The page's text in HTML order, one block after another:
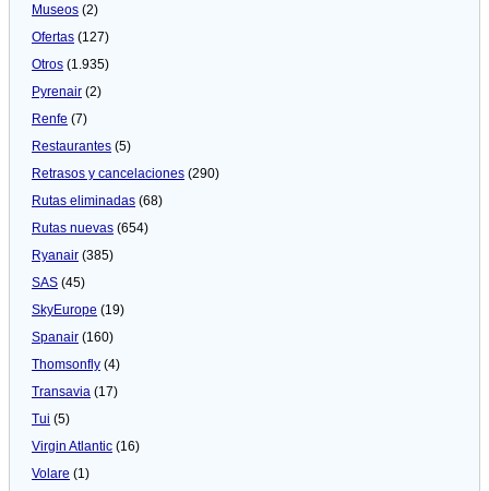
Museos (2)
Ofertas (127)
Otros (1.935)
Pyrenair (2)
Renfe (7)
Restaurantes (5)
Retrasos y cancelaciones (290)
Rutas eliminadas (68)
Rutas nuevas (654)
Ryanair (385)
SAS (45)
SkyEurope (19)
Spanair (160)
Thomsonfly (4)
Transavia (17)
Tui (5)
Virgin Atlantic (16)
Volare (1)